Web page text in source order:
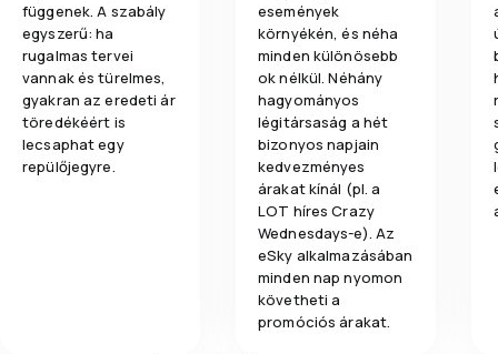
függenek. A szabály
egyszerű: ha
rugalmas tervei
vannak és türelmes,
gyakran az eredeti ár
töredékéért is
lecsaphat egy
repülőjegyre.
események
környékén, és néha
minden különösebb
ok nélkül. Néhány
hagyományos
légitársaság a hét
bizonyos napjain
kedvezményes
árakat kínál (pl. a
LOT híres Crazy
Wednesdays-e). Az
eSky alkalmazásában
minden nap nyomon
követheti a
promóciós árakat.